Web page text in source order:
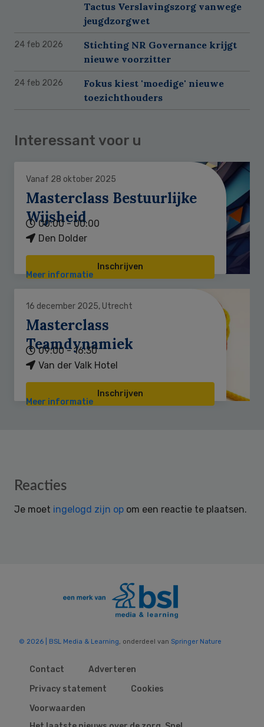
Tactus Verslavingszorg vanwege
jeugdzorgwet
24 feb 2026
Stichting NR Governance krijgt
nieuwe voorzitter
24 feb 2026
Fokus kiest 'moedige' nieuwe
toezichthouders
Interessant voor u
Vanaf 28 oktober 2025
Masterclass Bestuurlijke
Wijsheid
00:00 - 00:00
Den Dolder
Inschrijven
Meer informatie
16 december 2025, Utrecht
Masterclass
Teamdynamiek
09:00 - 16:30
Van der Valk Hotel
Inschrijven
Meer informatie
Reader
Reacties
Je moet ingelogd zijn op om een reactie te plaatsen.
© 2026 | BSL Media & Learning, onderdeel van Springer Nature
Contact
Adverteren
Privacy statement
Cookies
Voorwaarden